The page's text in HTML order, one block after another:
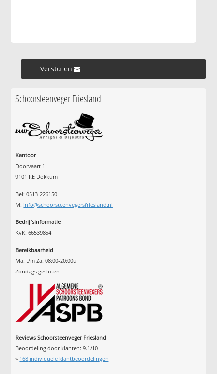
Versturen »
Schoorsteenveger Friesland
Kantoor
Doorvaart 1
9101 RE Dokkum
Bel: 0513-226150
M: info@schoorsteenvegersfriesland.nl
Bedrijfsinformatie
KvK: 66539854
Bereikbaarheid
Ma. t/m Za. 08:00-20:00u
Zondags gesloten
Reviews Schoorsteenveger Friesland
Beoordeling door klanten:9.1/10
» 168 individuele klantbeoordelingen